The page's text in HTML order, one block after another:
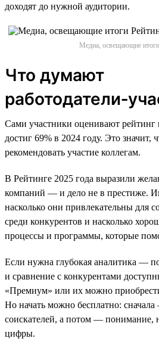
доходят до нужной аудитории.
Медиа, освещающие итоги
Что думают
Сами участники оценивают
достиг 69% в 2024 году. Это значит,
рекомендовать участие коллегам.
В Рейтинге 2025 года выразили
компаний — и дело не в престиже.
насколько они привлекательны для
среди конкурентов и насколько
процессы и программы, которые
Если нужна глубокая аналитика —
и сравнение с конкурентами
«Премиум» или их можно
Но начать можно бесплатно:
соискателей, а потом — понимание,
цифры.